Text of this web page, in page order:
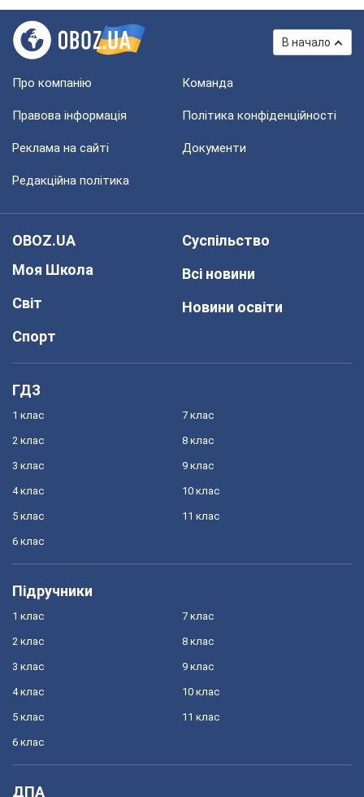
В начало
Про компанію Команда
Правова інформація Політика конфіденційності
Реклама на сайті Документи
Редакційна політика
OBOZ.UA
Моя Школа
Світ
Спорт
Суспільство
Всі новини
Новини освіти
ГДЗ
1 клас
2 клас
3 клас
4 клас
5 клас
6 клас
7 клас
8 клас
9 клас
10 клас
11 клас
Підручники
1 клас
2 клас
3 клас
4 клас
5 клас
6 клас
7 клас
8 клас
9 клас
10 клас
11 клас
ДПА